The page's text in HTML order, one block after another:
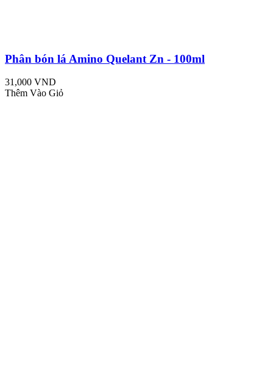
Phân bón lá Amino Quelant Zn - 100ml
31,000 VND
Thêm Vào Giỏ